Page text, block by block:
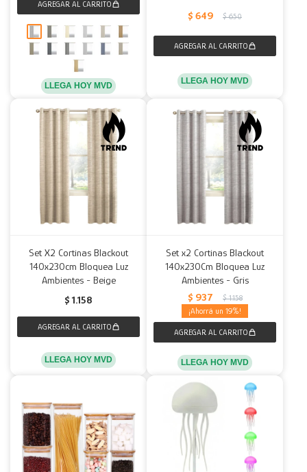
LLEGA HOY MVD
$ 649 $ 650
LLEGA HOY MVD
Set X2 Cortinas Blackout
140x230cm Bloquea Luz
Ambientes - Beige
$ 1.158
LLEGA HOY MVD
Set x2 Cortinas Blackout
140x230Cm Bloquea Luz
Ambientes - Gris
$ 937 $ 1.158
19
LLEGA HOY MVD